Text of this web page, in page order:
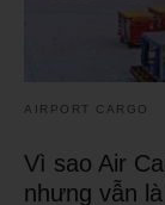
AIRPORT CARGO
Vì sao Air
nhưng vẫn